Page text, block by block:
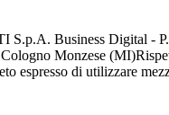
S.p.A. Business Digital -
Monzese (MI)
espresso di utilizzare